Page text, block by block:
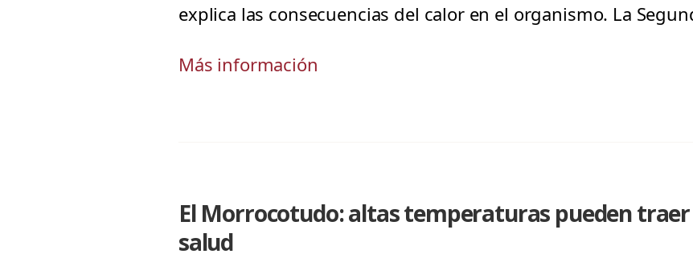
explica las consecuencias del calor en el organismo. La
Más información
El Morrocotudo: altas temperaturas pueden
salud